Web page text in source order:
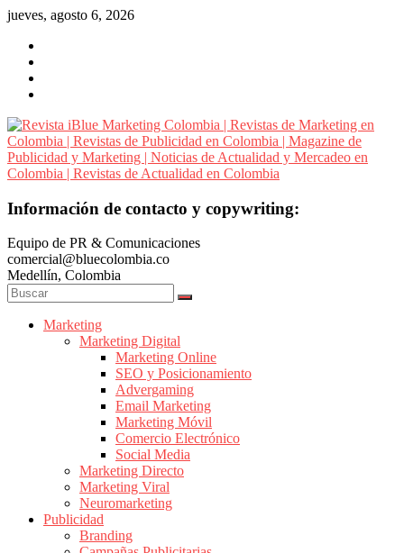
Saltar
contenido
jueves, agosto 6, 2026
Revista
Marketing
Colombia
|
Revistas
Marketing
Publicidad
Colombia
Magazine
Información de contacto y copywriting:
Equipo de PR & Comunicaciones
comercial@bluecolombia.co
Medellín, Colombia
Marketing
Marketing Digital
Marketing Online
SEO y Posicionamiento
Advergaming
Email Marketing
Marketing Móvil
Comercio Electrónico
Social Media
Marketing Directo
Marketing Viral
Neuromarketing
Publicidad
Branding